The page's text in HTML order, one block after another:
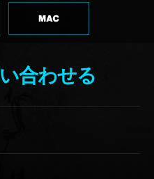
い合わせる